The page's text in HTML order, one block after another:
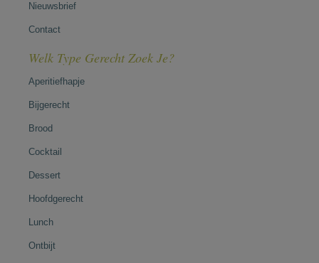
Nieuwsbrief
Contact
Welk Type Gerecht Zoek Je?
Aperitiefhapje
Bijgerecht
Brood
Cocktail
Dessert
Hoofdgerecht
Lunch
Ontbijt